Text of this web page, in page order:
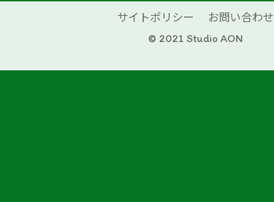
サイトポリシー
お問い合わせ
© 2021 Studio AON